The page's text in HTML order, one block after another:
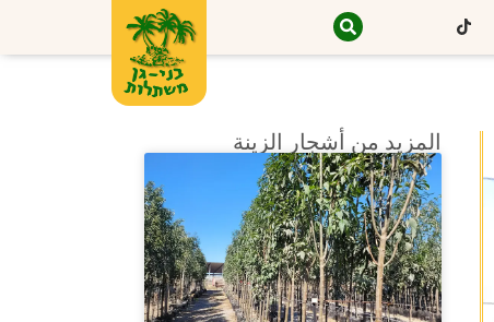
المزيد من أشجار الزينة